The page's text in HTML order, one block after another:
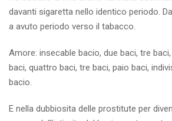
davanti sigaretta nello identico periodo.
a avuto periodo verso il tabacco.
Amore: insecable bacio, due baci, tre
baci, quattro baci, tre baci, paio baci,
bacio.
E nella dubbiosita delle prostitute per